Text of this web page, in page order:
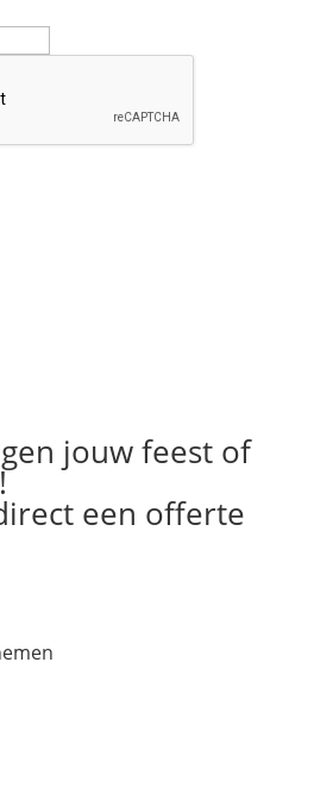
jouw feest of
een offerte